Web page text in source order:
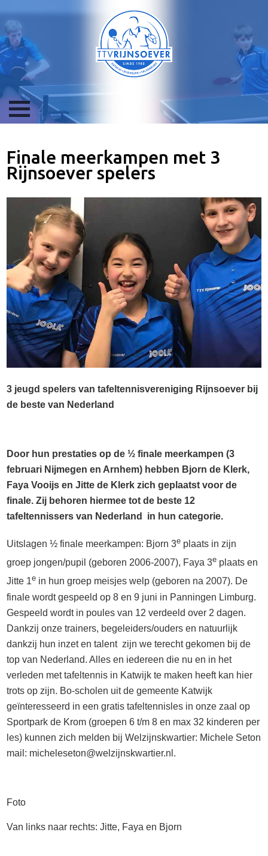
Finale meerkampen met 3
Rijnsoever spelers
3 jeugd spelers van tafeltennisvereniging Rijnsoever bij
de beste van Nederland
Door hun prestaties op de ½ finale meerkampen (3
februari Nijmegen en Arnhem) hebben Bjorn de Klerk,
Faya Vooijs en Jitte de Klerk zich geplaatst voor de
finale. Zij behoren hiermee tot de beste 12
tafeltennissers van Nederland in hun categorie.
Uitslagen ½ finale meerkampen: Bjorn 3e plaats in zijn
groep jongen/pupil (geboren 2006-2007), Faya 3e plaats en
Jitte 1e in hun groep meisjes welp (geboren na 2007). De
finale wordt gespeeld op 8 en 9 juni in Panningen Limburg.
Gespeeld wordt in poules van 12 verdeeld over 2 dagen.
Dankzij onze trainers, begeleiders/ouders en natuurlijk
dankzij hun inzet en talent zijn we terecht gekomen bij de
top van Nederland. Alles en iedereen die nu en in het
verleden met tafeltennis in Katwijk te maken heeft kan hier
trots op zijn. Bo-scholen uit de gemeente Katwijk
geïnteresseerd in een gratis tafeltennisles in onze zaal op
Sportpark de Krom (groepen 6 t/m 8 en max 32 kinderen per
les) kunnen zich melden bij Welzijnskwartier: Michele Seton
mail: micheleseton@welzijnskwartier.nl.
Foto
Van links naar rechts: Jitte, Faya en Bjorn